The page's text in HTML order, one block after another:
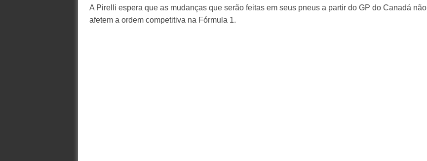
A Pirelli espera que as mudanças que serão feitas em seus pneus a partir do GP do Canadá não
afetem a ordem competitiva na Fórmula 1.